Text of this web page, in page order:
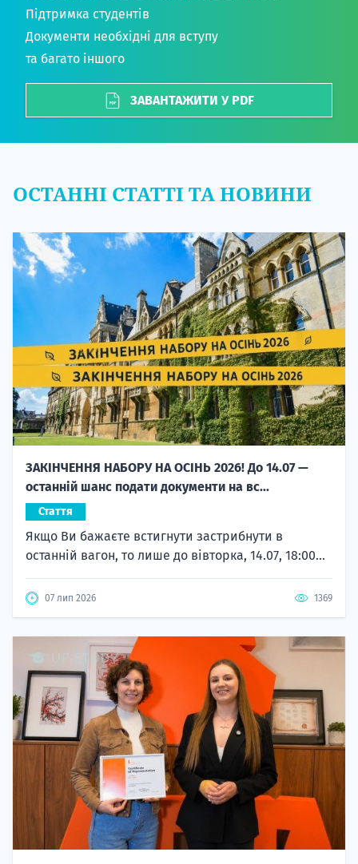
Підтримка студентів
Документи необхідні для вступу
та багато іншого
ЗАВАНТАЖИТИ У PDF
ОСТАННІ СТАТТІ ТА НОВИНИ
ЗАКІНЧЕННЯ НАБОРУ НА ОСІНЬ 2026! До 14.07 —
останній шанс подати документи на вс...
Стаття
Якщо Ви бажаєте встигнути застрибнути в
останній вагон, то лише до вівторка, 14.07, 18:00...
07 лип 2026 1369